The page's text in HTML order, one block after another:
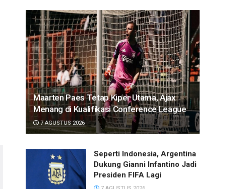
Maarten Paes Tetap Kiper Utama, Ajax
Menang di Kualifikasi Conference League
7 AGUSTUS 2026
Seperti Indonesia, Argentina
Dukung Gianni Infantino Jadi
Presiden FIFA Lagi